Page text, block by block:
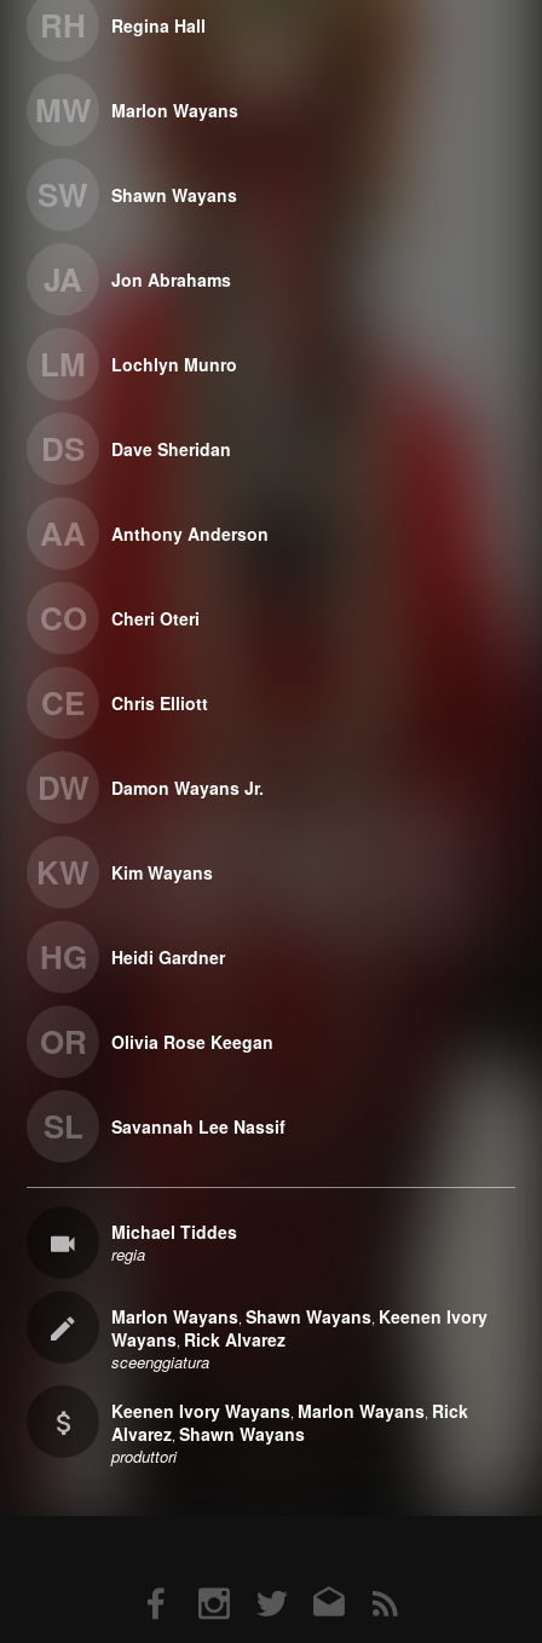
RH Regina Hall
MW Marlon Wayans
SW Shawn Wayans
JA Jon Abrahams
LM Lochlyn Munro
DS Dave Sheridan
AA Anthony Anderson
CO Cheri Oteri
CE Chris Elliott
DW Damon Wayans Jr.
KW Kim Wayans
HG Heidi Gardner
OR Olivia Rose Keegan
SL Savannah Lee Nassif
Michael Tiddes
regia
Marlon Wayans,Shawn Wayans, Keenen Ivory
Wayans, Rick Alvarez
sceenggiatura
Keenen Ivory Wayans, Marlon Wayans, Rick
Alvarez,Shawn Wayans
produttori